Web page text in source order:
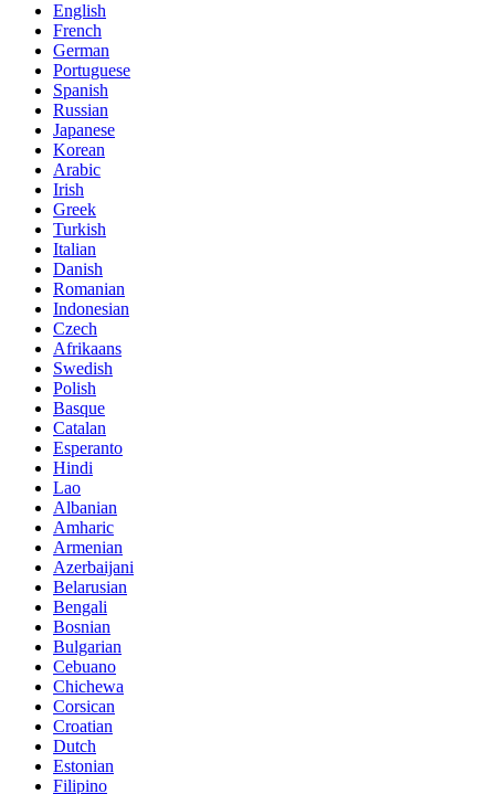
English
French
German
Portuguese
Spanish
Russian
Japanese
Korean
Arabic
Irish
Greek
Turkish
Italian
Danish
Romanian
Indonesian
Czech
Afrikaans
Swedish
Polish
Basque
Catalan
Esperanto
Hindi
Lao
Albanian
Amharic
Armenian
Azerbaijani
Belarusian
Bengali
Bosnian
Bulgarian
Cebuano
Chichewa
Corsican
Croatian
Dutch
Estonian
Filipino